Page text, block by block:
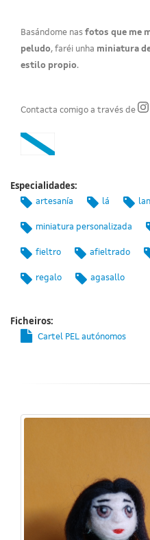
Basándome nas fotos que me
peludo, faréi unha miniatura
estilo propio.
Contacta comigo a través de
Especialidades:
artesanía lá
miniatura personalizada
fieltro afieltrado
regalo agasallo
Ficheiros:
Cartel PEL autónomos